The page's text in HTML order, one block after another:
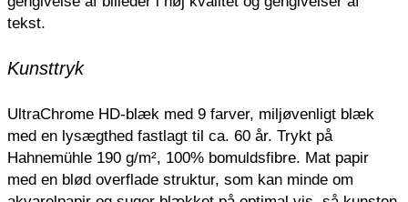
tekst.
Kunsttryk
UltraChrome HD-blæk med 9 farver, miljøvenligt blæk
med en lysægthed fastlagt til ca. 60 år. Trykt på
Hahnemühle 190 g/m², 100% bomuldsfibre. Mat papir
med en blød overflade struktur, som kan minde om